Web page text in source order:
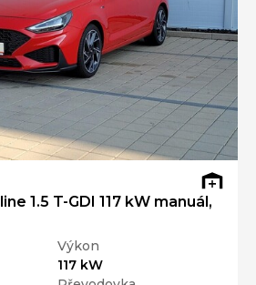
1.5 T-GDI 117 kW manuál,
Výkon
117 kW